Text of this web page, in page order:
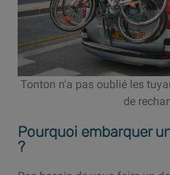
Tonton n'a pas oublié les
de
Pourquoi embarquer
?